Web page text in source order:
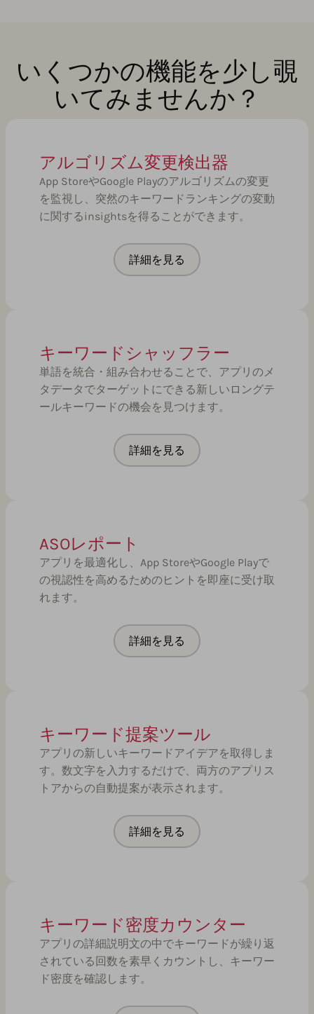
いくつかの機能を少し覗
いてみませんか？
アルゴリズム変更検出器
App StoreやGoogle Playのアルゴリズムの変更
を監視し、突然のキーワードランキングの変動
に関するinsightsを得ることができます。
詳細を見る
キーワードシャッフラー
単語を統合・組み合わせることで、アプリのメ
タデータでターゲットにできる新しいロングテ
ールキーワードの機会を見つけます。
詳細を見る
ASOレポート
アプリを最適化し、App StoreやGoogle Playで
の視認性を高めるためのヒントを即座に受け取
れます。
詳細を見る
キーワード提案ツール
アプリの新しいキーワードアイデアを取得しま
す。数文字を入力するだけで、両方のアプリス
トアからの自動提案が表示されます。
詳細を見る
キーワード密度カウンター
アプリの詳細説明文の中でキーワードが繰り返
されている回数を素早くカウントし、キーワー
ド密度を確認します。